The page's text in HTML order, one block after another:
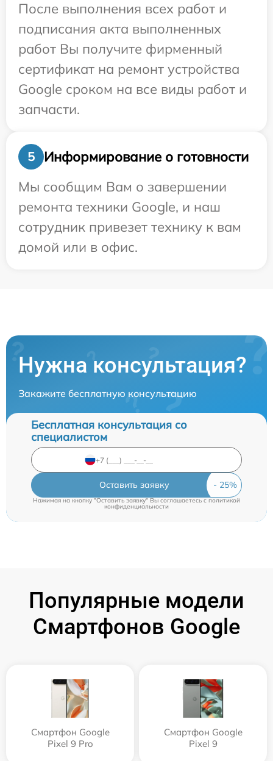
После выполнения всех работ и
подписания акта выполненных
работ Вы получите фирменный
сертификат на ремонт устройства
Google сроком на все виды работ и
запчасти.
5
Информирование о готовности
Мы сообщим Вам о завершении
ремонта техники Google, и наш
сотрудник привезет технику к вам
домой или в офис.
Нужна консультация?
Закажите бесплатную консультацию
Бесплатная консультация со
специалистом
Оставить заявку
Нажимая на кнопку "Оставить заявку" Вы соглашаетесь c политикой
конфиденциальности
Популярные модели
Смартфонов Google
Смартфон Google
Pixel 9 Pro
Смартфон Google
Pixel 9